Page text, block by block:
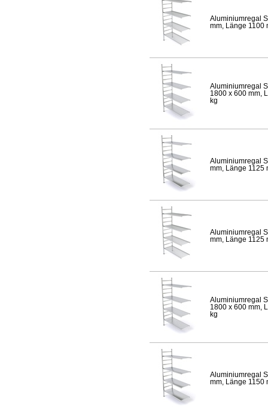
Aluminiumregal
mm, Länge 1100
Aluminiumregal
1800 x 600 mm,
kg
Aluminiumregal
mm, Länge 1125
Aluminiumregal
mm, Länge 1125
Aluminiumregal
1800 x 600 mm,
kg
Aluminiumregal
mm, Länge 1150